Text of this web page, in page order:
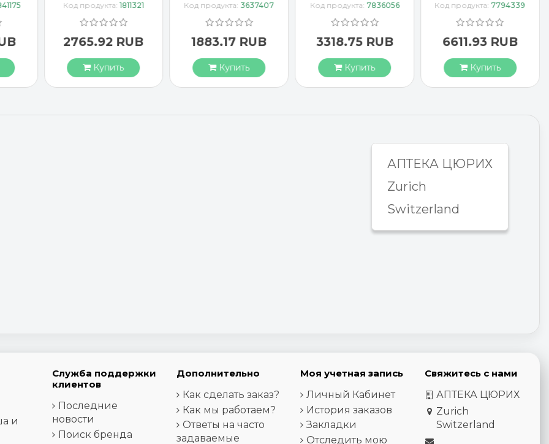
Примулы
вечерней 100 мл
Код продукта:1811321
2765.92 RUB
Купить
маслом 65 мл
Код продукта:3637407
1883.17 RUB
Купить
веганский
Код продукта: 7836056
3318.75 RUB
Купить
Код продукта:7794339
6611.93 RUB
Купить
АПТЕКА ЦЮРИХ
Zurich
Switzerland
и
Служба поддержки
клиентов
Последние
новости
Поиск бренда
Дополнительно
Как сделать заказ?
Как мы работаем?
Ответы на часто
задаваемые
Моя учетная запись
Личный Кабинет
История заказов
Закладки
Отследить мою
Свяжитесь с нами
АПТЕКА ЦЮРИХ
Zurich
Switzerland